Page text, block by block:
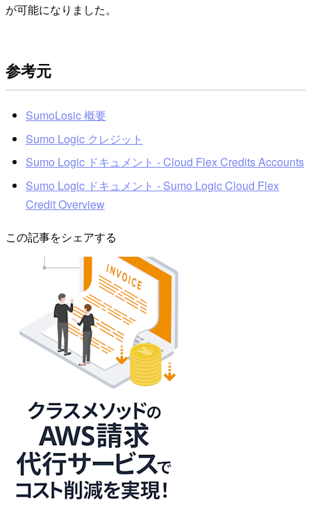
が可能になりました。
参考元
SumoLosic 概要
Sumo Logic クレジット
Sumo Logic ドキュメント - Cloud Flex Credits Accounts
Sumo Logic ドキュメント - Sumo Logic Cloud Flex
Credit Overview
この記事をシェアする